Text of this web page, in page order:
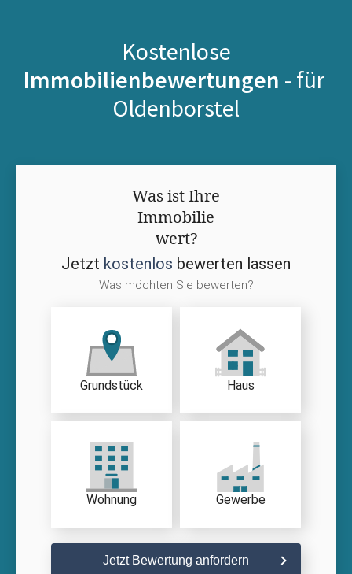
Kostenlose
Immobilienbewertungen - für
Oldenborstel
Was ist Ihre
Immobilie
wert?
Jetzt kostenlos bewerten lassen
Was möchten Sie bewerten?
Grundstück Haus
Wohnung Gewerbe
Jetzt Bewertung anfordern